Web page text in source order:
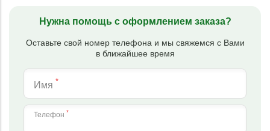
Нужна помощь с оформлением заказа?
Оставьте свой номер телефона и мы свяжемся с Вами
в ближайшее время
Имя *
Телефон *